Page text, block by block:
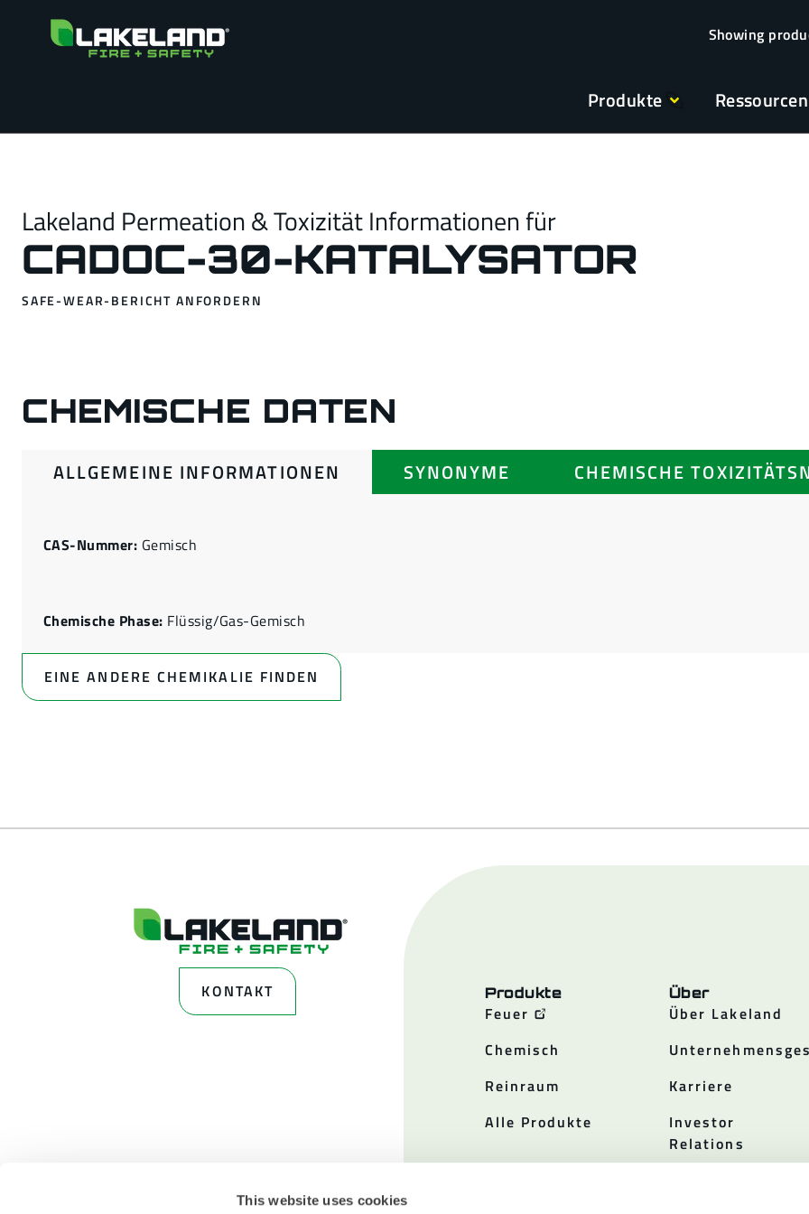
This website uses cookies
Produkte Ressourcen
Lakeland Permeation & Toxizität Informationen für
CADOC-30-KATALYSATOR
SAFE-WEAR-BERICHT ANFORDERN
CHEMISCHE DATEN
ALLGEMEINE INFORMATIONEN SYNONYME CHEMISCHE
CAS-Nummer: Gemisch
Chemische Phase: Flüssig/Gas-Gemisch
EINE ANDERE CHEMIKALIE FINDEN
KONTAKT Produkte
Feuer
Chemisch
Reinraum
Alle Produkte
Über
Über Lakeland
Karriere
Investor
Relations